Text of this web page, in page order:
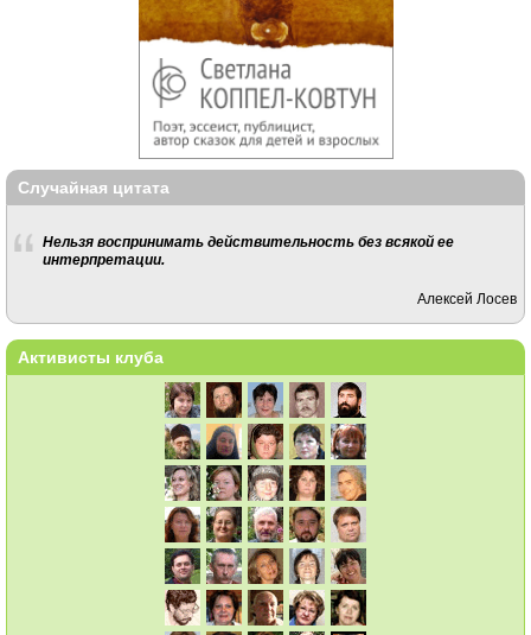
Случайная цитата
Нельзя воспринимать действительность без всякой ее
интерпретации.
Алексей Лосев
Активисты клуба